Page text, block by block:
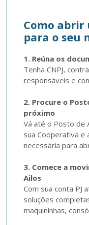
Como abrir
para o seu
1. Reúna os
Tenha CNPJ,
responsáveis e
2. Procure o
próximo
Vá até o Posto de
sua Cooperativa e
necessária para
3. Comece a
Ailos
Com sua conta PJ
soluções
maquininhas,